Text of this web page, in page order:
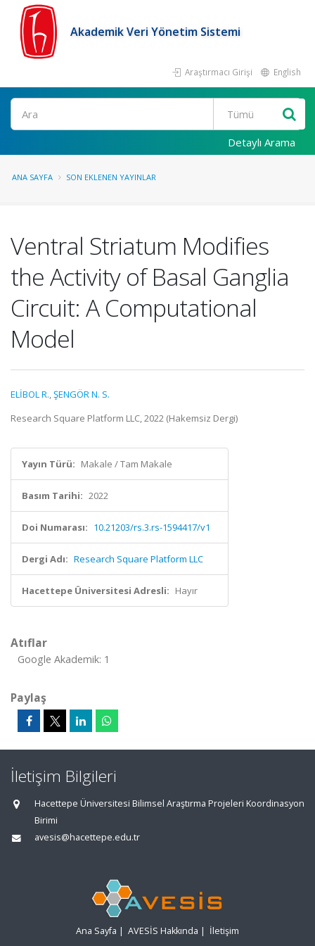
Akademik Veri Yönetim Sistemi
Araştırmacı Girişi English
Ara
Detaylı Arama
ANA SAYFA SON EKLENEN YAYINLAR
Ventral Striatum Modifies
the Activity of Basal Ganglia
Circuit: A Computational
Model
ELİBOL R.,ŞENGÖR N. S.
Research Square Platform LLC, 2022 (Hakemsiz Dergi)
Yayın Türü: Makale / Tam Makale
Basım Tarihi: 2022
Doi Numarası: 10.21203/rs.3.rs-1594417/v1
Dergi Adı: Research Square Platform LLC
Hacettepe Üniversitesi Adresli: Hayır
Atıflar
Google Akademik: 1
Paylaş
İletişim Bilgileri
Hacettepe Üniversitesi Bilimsel Araştırma Projeleri Koordinasyon
Birimi
avesis@hacettepe.edu.tr
Ana Sayfa | AVESİS Hakkında | İletişim